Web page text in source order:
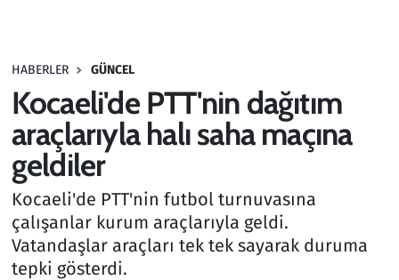
HABERLER GÜNCEL
Kocaeli'de PTT'nin dağıtım
araçlarıyla halı saha maçına
geldiler
Kocaeli'de PTT'nin futbol turnuvasına
çalışanlar kurum araçlarıyla geldi.
Vatandaşlar araçları tek tek sayarak duruma
tepki gösterdi.
Haber
Kültür Sanat
Kurumsal Haberler
Lezzet Durağı
Memur ve Kamu